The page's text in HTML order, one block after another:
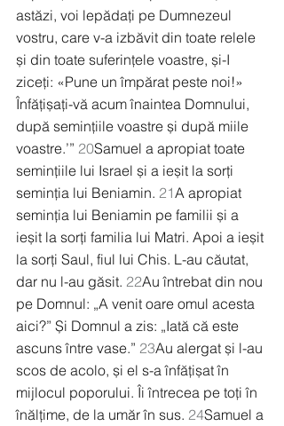
astăzi, voi lepădați pe Dumnezeul
vostru, care v-a izbăvit din toate relele
și din toate suferințele voastre, și-I
ziceți: «Pune un împărat peste noi!»
Înfățișați-vă acum înaintea Domnului,
după semințiile voastre și după miile
voastre.’” 20Samuel a apropiat toate
semințiile lui Israel și a ieșit la sorți
seminția lui Beniamin. 21A apropiat
seminția lui Beniamin pe familii și a
ieșit la sorți familia lui Matri. Apoi a ieșit
la sorți Saul, fiul lui Chis. L-au căutat,
dar nu l-au găsit. 22Au întrebat din nou
pe Domnul: „A venit oare omul acesta
aici?” Și Domnul a zis: „Iată că este
ascuns între vase.” 23Au alergat și l-au
scos de acolo, și el s-a înfățișat în
mijlocul poporului. Îi întrecea pe toți în
înălțime, de la umăr în sus. 24Samuel a